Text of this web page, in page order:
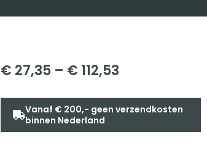
€ 27,35 – € 112,53
Vanaf € 200,- geen verzendkosten
binnen Nederland